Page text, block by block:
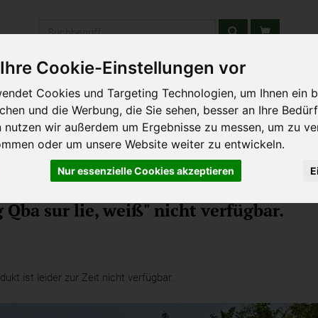
Cookie-Einstellungen vor
Cookies und Targeting Technologien, um Ihnen ein
und die Werbung, die Sie sehen, besser an Ihre
nutzen wir außerdem um Ergebnisse zu messen, um zu
oder um unsere Website weiter zu entwickeln.
Nur essenzielle Cookies akzeptieren
& Schulen Liefergebiet Wochenmarkt Unsere
sur lie, weiß" nicht verfügbar.
ist leider zur Zeit nicht verfügbar.